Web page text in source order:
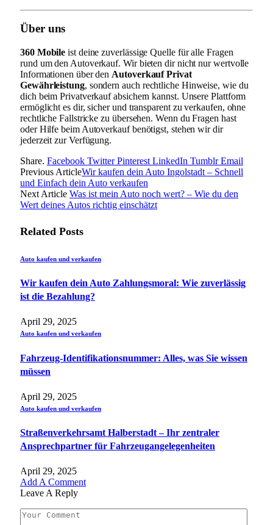
Über uns
360 Mobile ist deine zuverlässige Quelle für alle Fragen
rund um den Autoverkauf. Wir bieten dir nicht nur wertvolle
Informationen über den Autoverkauf Privat
Gewährleistung, sondern auch rechtliche Hinweise, wie du
dich beim Privatverkauf absichern kannst. Unsere Plattform
ermöglicht es dir, sicher und transparent zu verkaufen, ohne
rechtliche Fallstricke zu übersehen. Wenn du Fragen hast
oder Hilfe beim Autoverkauf benötigst, stehen wir dir
jederzeit zur Verfügung.
Share. Facebook Twitter Pinterest LinkedIn Tumblr Email
Previous ArticleWir kaufen dein Auto Ingolstadt – Schnell
und Einfach dein Auto verkaufen
Next Article Was ist mein Auto noch wert? – Wie du den
Wert deines Autos richtig einschätzt
Related Posts
Auto kaufen und verkaufen
Wir kaufen dein Auto Zahlungsmoral: Wie zuverlässig
ist die Bezahlung?
April 29, 2025
Auto kaufen und verkaufen
Fahrzeug-Identifikationsnummer: Alles, was Sie wissen
müssen
April 29, 2025
Auto kaufen und verkaufen
Straßenverkehrsamt Halberstadt – Ihr zentraler
Ansprechpartner für Fahrzeugangelegenheiten​
April 29, 2025
Add A Comment
Leave A Reply